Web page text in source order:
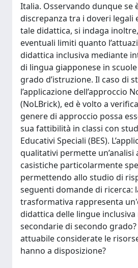
Italia. Osservando dunque se
discrepanza tra i doveri legali
tale didattica, si indaga
eventuali limiti quanto
didattica inclusiva mediante
di lingua giapponese in
grado d’istruzione. Il caso di
l’applicazione dell’approccio
(NoLBrick), ed è volto a
genere di approccio possa
sua fattibilità in classi con
Educativi Speciali (BES).
qualitativi permette
casistiche particolarmente
permettendo allo studio di
seguenti domande di ricerca:
trasformativa rappresenta
didattica delle lingue inclusiva
secondarie di secondo
attuabile considerate le
hanno a disposizione?